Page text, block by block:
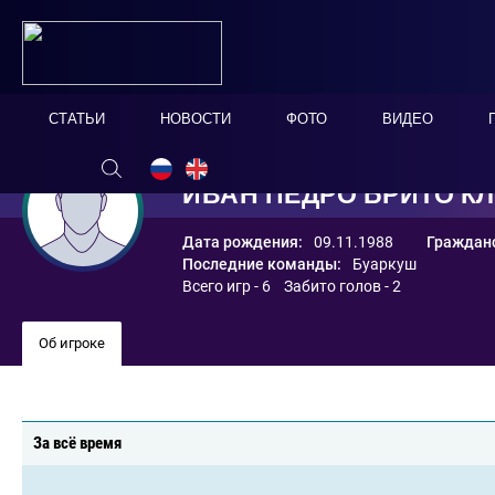
СТАТЬИ НОВОСТИ ФОТО ВИДЕО
ИВАН ПЕДРО БРИТО
Дата рождения: 09.11.1988
Последние команды:
Буаркуш
Всего игр - 6 Забито голов - 2
Об игроке
За всё время